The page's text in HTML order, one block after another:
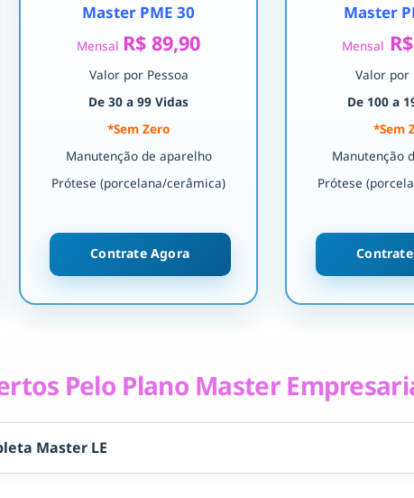
Master PME 30
Mensal R$ 89,90
Valor por Pessoa
De 30 a 99 Vidas
*Sem Zero
Manutenção de aparelho
Prótese (porcelana/cerâmica)
Contrate Agora
Master
Mensal
Valor por
De 100 a
*Sem
Manutenção
Prótese
Pelo Plano Master
Master LE